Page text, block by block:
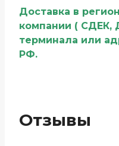
Доставка в
компании ( СДЕК,
терминала или
РФ.
Отзывы